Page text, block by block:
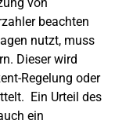
beachten
nutzt, muss
Dieser wird
Regelung oder
Ein Urteil des
ein